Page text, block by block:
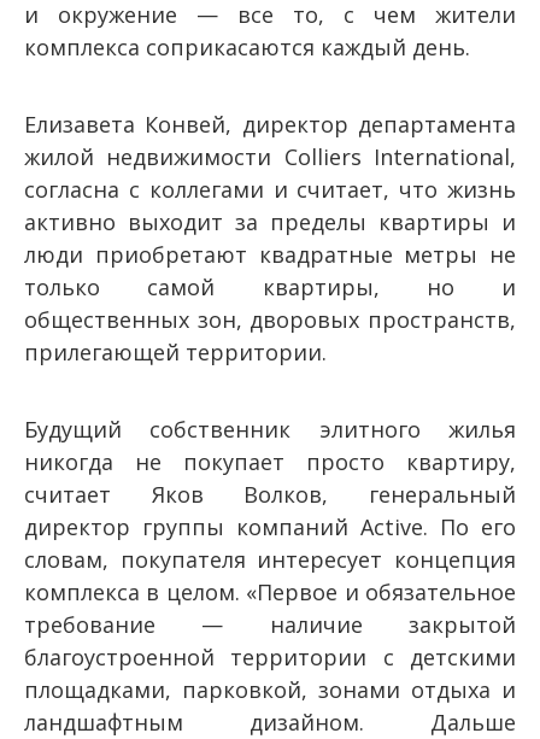
и окружение — все то, с чем жители
комплекса соприкасаются каждый день.
Елизавета Конвей, директор департамента
жилой недвижимости Colliers International,
согласна с коллегами и считает, что жизнь
активно выходит за пределы квартиры и
люди приобретают квадратные метры не
только самой квартиры, но и
общественных зон, дворовых пространств,
прилегающей территории.
Будущий собственник элитного жилья
никогда не покупает просто квартиру,
считает Яков Волков, генеральный
директор группы компаний Active. По его
словам, покупателя интересует концепция
комплекса в целом. «Первое и обязательное
требование — наличие закрытой
благоустроенной территории с детскими
площадками, парковкой, зонами отдыха и
ландшафтным дизайном. Дальше